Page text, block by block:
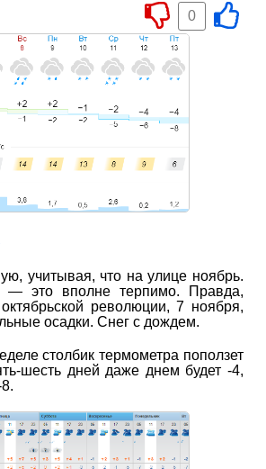
0
учитывая, что на улице ноябрь.
это вполне терпимо. Правда,
революции, 7 ноября,
осадки. Снег с дождем.
столбик термометра поползет
шесть дней даже днем будет -4,